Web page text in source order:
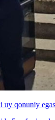
uy qonuniy